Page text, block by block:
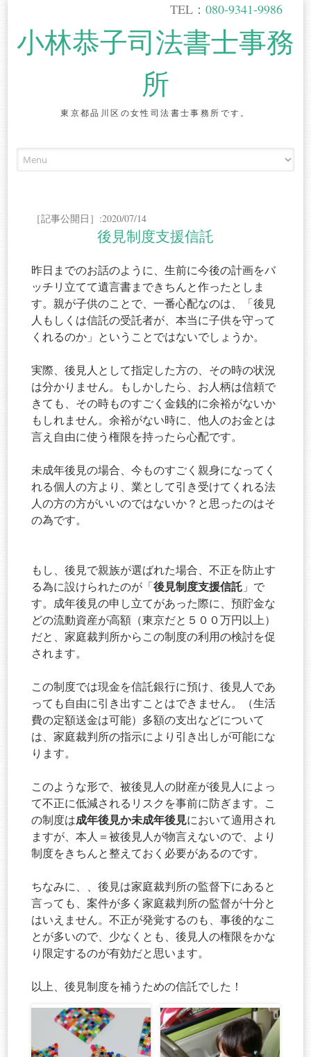
TEL： 080-9341-9986
小林恭子司法書士事務
所
東京都品川区の女性司法書士事務所です。
content
［記事公開日］:2020/07/14
後見制度支援信託
昨日までのお話のように、生前に今後の計画をバ
ッチリ立てて遺言書まできちんと作ったとしま
す。親が子供のことで、一番心配なのは、「後見
人もしくは信託の受託者が、本当に子供を守って
くれるのか」ということではないでしょうか。
実際、後見人として指定した方の、その時の状況
は分かりません。もしかしたら、お人柄は信頼で
きても、その時ものすごく金銭的に余裕がないか
もしれません。余裕がない時に、他人のお金とは
言え自由に使う権限を持ったら心配です。
未成年後見の場合、今ものすごく親身になってく
れる個人の方より、業として引き受けてくれる法
人の方の方がいいのではないか？と思ったのはそ
の為です。
もし、後見で親族が選ばれた場合、不正を防止す
る為に設けられたのが「後見制度支援信託 」で
す。成年後見の申し立てがあった際に、預貯金な
どの流動資産が高額（東京だと５００万円以上）
だと、家庭裁判所からこの制度の利用の検討を促
されます。
この制度では現金を信託銀行に預け、後見人であ
っても自由に引き出すことはできません。（生活
費の定額送金は可能）多額の支出などについて
は、家庭裁判所の指示により引き出しが可能にな
ります。
このような形で、被後見人の財産が後見人によっ
て不正に低減されるリスクを事前に防ぎます。こ
の制度は成年後見か未成年後見において適用され
ますが、本人＝被後見人が物言えないので、より
制度をきちんと整えておく必要があるのです。
ちなみに、、後見は家庭裁判所の監督下にあると
言っても、案件が多く家庭裁判所の監督が十分と
はいえません。不正が発覚するのも、事後的なこ
とが多いので、少なくとも、後見人の権限をかな
り限定するのが有効だと思います。
以上、後見制度を補うための信託でした！